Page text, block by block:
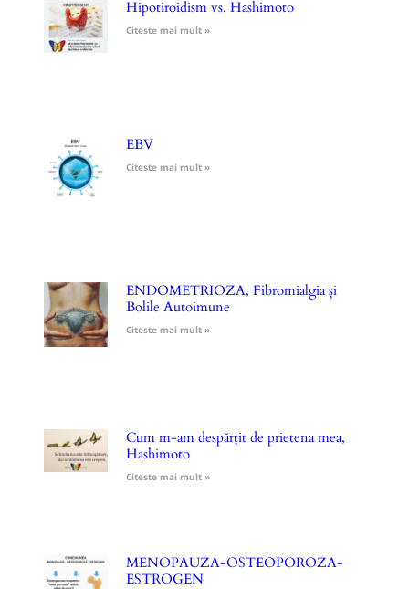
Hipotiroidism vs. Hashimoto
Citeste mai mult »
EBV
Citeste mai mult »
ENDOMETRIOZA, Fibromialgia și
Bolile Autoimune
Citeste mai mult »
Cum m-am despărțit de prietena mea,
Hashimoto
Citeste mai mult »
MENOPAUZA-OSTEOPOROZA-
ESTROGEN